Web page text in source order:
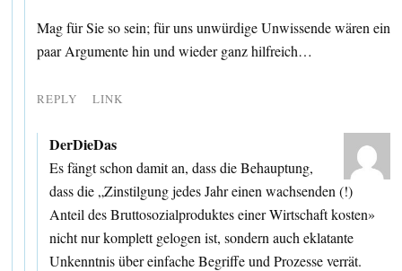
Mag für Sie so sein; für uns unwürdige Unwissende wären ein
paar Argumente hin und wieder ganz hilfreich…
REPLY LINK
DerDieDas
Es fängt schon damit an, dass die Behauptung,
dass die „Zinstilgung jedes Jahr einen wachsenden (!)
Anteil des Bruttosozialproduktes einer Wirtschaft kosten»
nicht nur komplett gelogen ist, sondern auch eklatante
Unkenntnis über einfache Begriffe und Prozesse verrät.